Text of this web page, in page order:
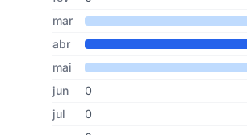
mar
abr
mai
jun
0
jul
0